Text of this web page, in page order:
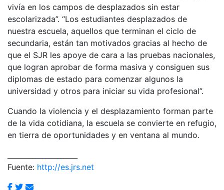
vivía en los campos de desplazados sin estar
escolarizada”. “Los estudiantes desplazados de
nuestra escuela, aquellos que terminan el ciclo de
secundaria, están tan motivados gracias al hecho de
que el SJR les apoye de cara a las pruebas nacionales,
que logran aprobar de forma masiva y consiguen sus
diplomas de estado para comenzar algunos la
universidad y otros para iniciar su vida profesional”.
Cuando la violencia y el desplazamiento forman parte
de la vida cotidiana, la escuela se convierte en refugio,
en tierra de oportunidades y en ventana al mundo.
Fuente: http://es.jrs.net